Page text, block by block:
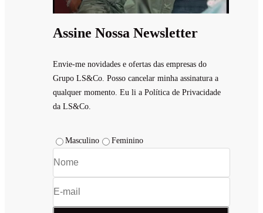
Assine Nossa Newsletter
Envie-me novidades e ofertas das empresas do
Grupo LS&Co. Posso cancelar minha assinatura a
qualquer momento. Eu li a Política de Privacidade
da LS&Co.
Masculino Feminino